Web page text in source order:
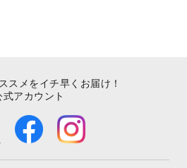
スメをイチ早くお届け！
式アカウント